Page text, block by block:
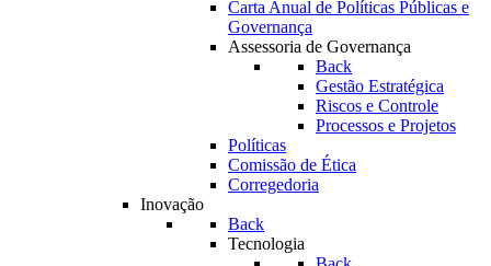
Carta Anual de Políticas Públicas e
Governança
Assessoria de Governança
Back
Gestão Estratégica
Riscos e Controle
Processos e Projetos
Políticas
Comissão de Ética
Corregedoria
Inovação
Back
Tecnologia